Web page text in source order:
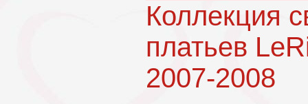
Коллекция
платьев
2007-2008